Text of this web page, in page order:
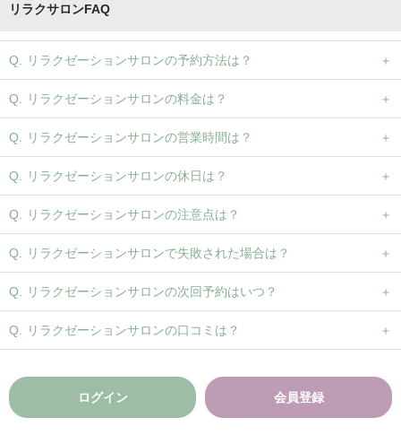
リラクサロンFAQ
リラクゼーションサロンの予約方法は？
リラクゼーションサロンの料金は？
リラクゼーションサロンの営業時間は？
リラクゼーションサロンの休日は？
リラクゼーションサロンの注意点は？
リラクゼーションサロンで失敗された場合は？
リラクゼーションサロンの次回予約はいつ？
リラクゼーションサロンの口コミは？
ログイン 会員登録